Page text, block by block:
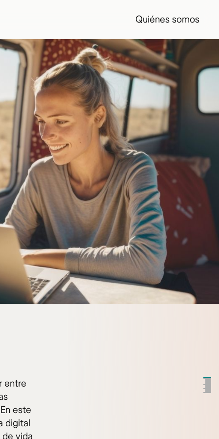
Quiénes somos
entre
este
digital
vida